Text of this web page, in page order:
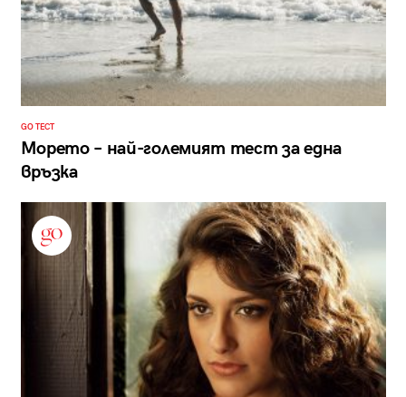
GO ТЕСТ
Морето – най-големият тест за една
връзка